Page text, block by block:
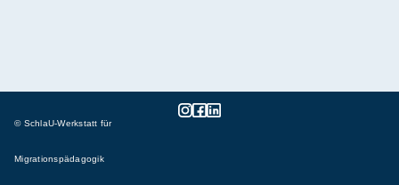
© SchlaU-Werkstatt für
Migrationspädagogik